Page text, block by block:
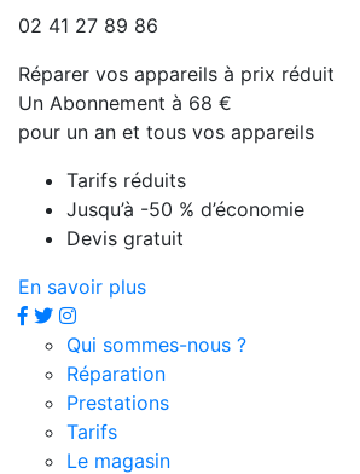
02 41 27 89 86
Réparer vos appareils à prix réduit
Un Abonnement à 68 €
pour un an et tous vos appareils
Tarifs réduits
Jusqu’à -50 % d’économie
Devis gratuit
En savoir plus
Qui sommes-nous ?
Réparation
Prestations
Tarifs
Le magasin